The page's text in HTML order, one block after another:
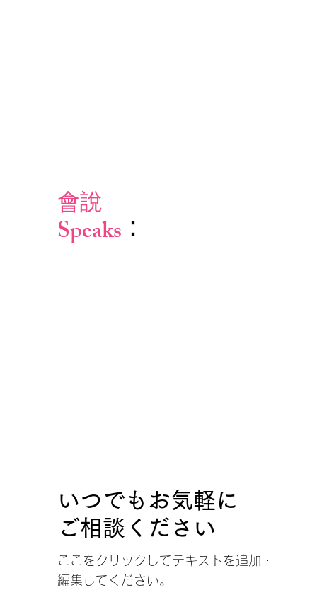
會說
Speaks ：
いつでもお気軽に
ご相談ください
ここをクリックしてテキストを追加・
編集してください。